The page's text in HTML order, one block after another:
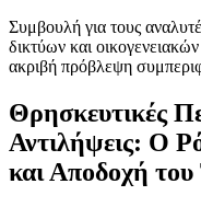
Συμβουλή για τους
δικτύων και
ακριβή πρόβλεψη
Θρησκευτικές
Αντιλήψεις: Ο
και Αποδοχή του